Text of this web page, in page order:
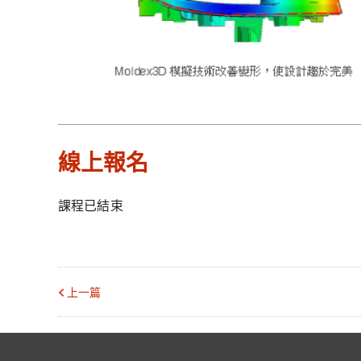
線上報名
課程已結束
上一篇